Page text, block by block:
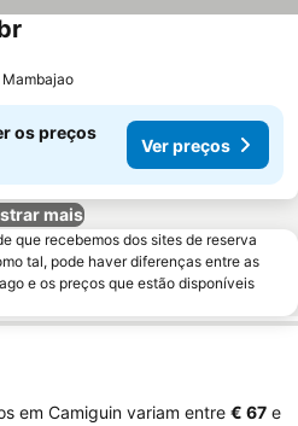
Mambajao
os preços
Ver preços
mais
que recebemos dos sites de reserva
tal, pode haver diferenças entre as
e os preços que estão disponíveis
em Camiguin variam entre ‎€ 67 e